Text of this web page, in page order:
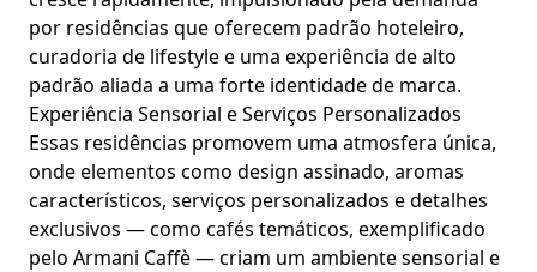
por residências que oferecem padrão hoteleiro,
curadoria de lifestyle e uma experiência de alto
padrão aliada a uma forte identidade de marca.
Experiência Sensorial e Serviços Personalizados
Essas residências promovem uma atmosfera única,
onde elementos como design assinado, aromas
característicos, serviços personalizados e detalhes
exclusivos — como cafés temáticos, exemplificado
pelo Armani Caffè — criam um ambiente sensorial e